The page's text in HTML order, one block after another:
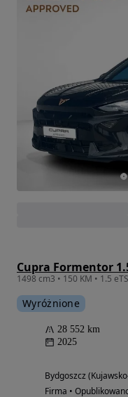
Cupra Formentor
Wyróżnione
28 552 km
2025
Bydgoszcz
Firma •